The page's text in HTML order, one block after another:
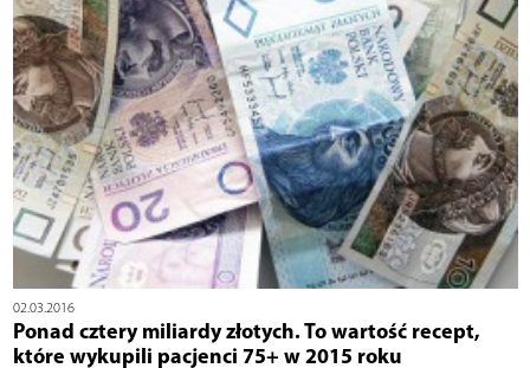
02.03.2016
Ponad cztery miliardy złotych. To wartość recept,
które wykupili pacjenci 75+ w 2015 roku